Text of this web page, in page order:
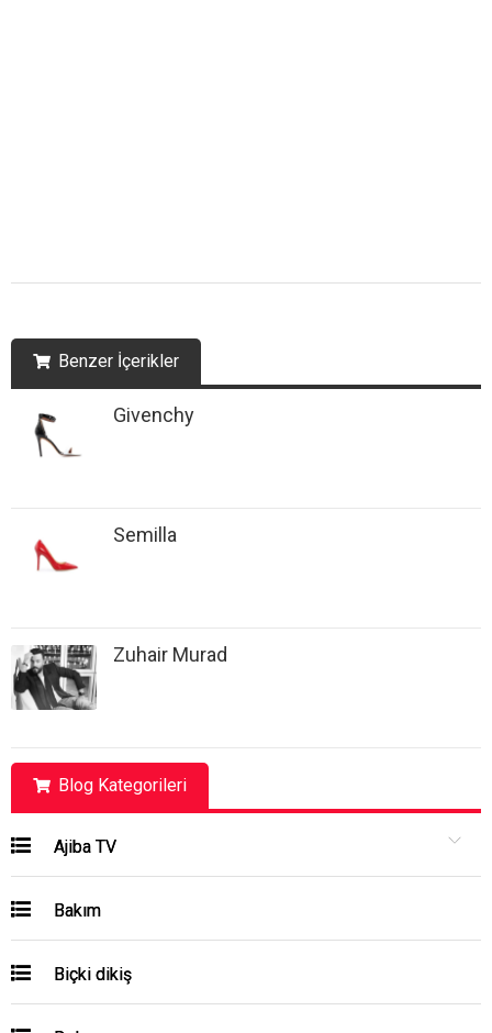
Benzer İçerikler
Givenchy
Semilla
Zuhair Murad
Blog Kategorileri
Ajiba TV
Bakım
Biçki dikiş